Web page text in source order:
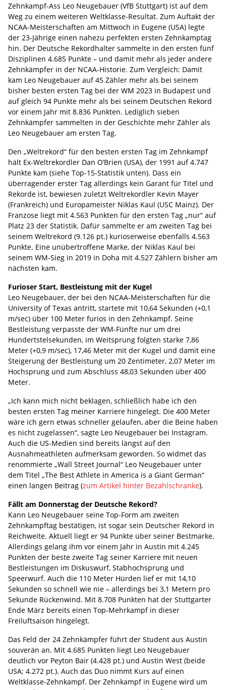
Zehnkampf-Ass Leo Neugebauer (VfB Stuttgart) ist auf dem
Weg zu einem weiteren Weltklasse-Resultat. Zum Auftakt der
NCAA-Meisterschaften am Mittwoch in Eugene (USA) legte
der 23-Jährige einen nahezu perfekten ersten Zehnkamptag
hin. Der Deutsche Rekordhalter sammelte in den ersten fünf
Disziplinen 4.685 Punkte – und damit mehr als jeder andere
Zehnkämpfer in der NCAA-Historie. Zum Vergleich: Damit
kam Leo Neugebauer auf 45 Zähler mehr als bei seinem
bisher besten ersten Tag bei der WM 2023 in Budapest und
auf gleich 94 Punkte mehr als bei seinem Deutschen Rekord
vor einem Jahr mit 8.836 Punkten. Lediglich sieben
Zehnkämpfer sammelten in der Geschichte mehr Zähler als
Leo Neugebauer am ersten Tag.
Den „Weltrekord“ für den besten ersten Tag im Zehnkampf
hält Ex-Weltrekordler Dan O’Brien (USA), der 1991 auf 4.747
Punkte kam (siehe Top-15-Statistik unten). Dass ein
überragender erster Tag allerdings kein Garant für Titel und
Rekorde ist, bewiesen zuletzt Weltrekordler Kevin Mayer
(Frankreich) und Europameister Niklas Kaul (USC Mainz). Der
Franzose liegt mit 4.563 Punkten für den ersten Tag „nur“ auf
Platz 23 der Statistik. Dafür sammelte er am zweiten Tag bei
seinem Weltrekord (9.126 pt.) kurioserweise ebenfalls 4.563
Punkte. Eine unübertroffene Marke, der Niklas Kaul bei
seinem WM-Sieg in 2019 in Doha mit 4.527 Zählern bisher am
nächsten kam.
Furioser Start, Bestleistung mit der Kugel
Leo Neugebauer, der bei den NCAA-Meisterschaften für die
University of Texas antritt, startete mit 10,64 Sekunden (+0,1
m/sec) über 100 Meter furios in den Zehnkampf. Seine
Bestleistung verpasste der WM-Fünfte nur um drei
Hundertstelsekunden, im Weitsprung folgten starke 7,86
Meter (+0,9 m/sec), 17,46 Meter mit der Kugel und damit eine
Steigerung der Bestleistung um 20 Zentimeter, 2,07 Meter im
Hochsprung und zum Abschluss 48,03 Sekunden über 400
Meter.
„Ich kann mich nicht beklagen, schließlich habe ich den
besten ersten Tag meiner Karriere hingelegt. Die 400 Meter
wäre ich gern etwas schneller gelaufen, aber die Beine haben
es nicht zugelassen“, sagte Leo Neugebauer bei Instagram.
Auch die US-Medien sind bereits längst auf den
Ausnahmeathleten aufmerksam geworden. So widmet das
renommierte „Wall Street Journal“ Leo Neugebauer unter
dem Titel „The Best Athlete in America is a Giant German“
einen langen Beitrag (zum Artikel hinter Bezahlschranke).
Fällt am Donnerstag der Deutsche Rekord?
Kann Leo Neugebauer seine Top-Form am zweiten
Zehnkampftag bestätigen, ist sogar sein Deutscher Rekord in
Reichweite. Aktuell liegt er 94 Punkte über seiner Bestmarke.
Allerdings gelang ihm vor einem Jahr in Austin mit 4.245
Punkten der beste zweite Tag seiner Karriere mit neuen
Bestleistungen im Diskuswurf, Stabhochsprung und
Speerwurf. Auch die 110 Meter Hürden lief er mit 14,10
Sekunden so schnell wie nie – allerdings bei 3,1 Metern pro
Sekunde Rückenwind. Mit 8.708 Punkten hat der Stuttgarter
Ende März bereits einen Top-Mehrkampf in dieser
Freiluftsaison hingelegt.
Das Feld der 24 Zehnkämpfer führt der Student aus Austin
souverän an. Mit 4.685 Punkten liegt Leo Neugebauer
deutlich vor Peyton Bair (4.428 pt.) und Austin West (beide
USA; 4.272 pt.). Auch das Duo nimmt Kurs auf einen
Weltklasse-Zehnkampf. Der Zehnkampf in Eugene wird um